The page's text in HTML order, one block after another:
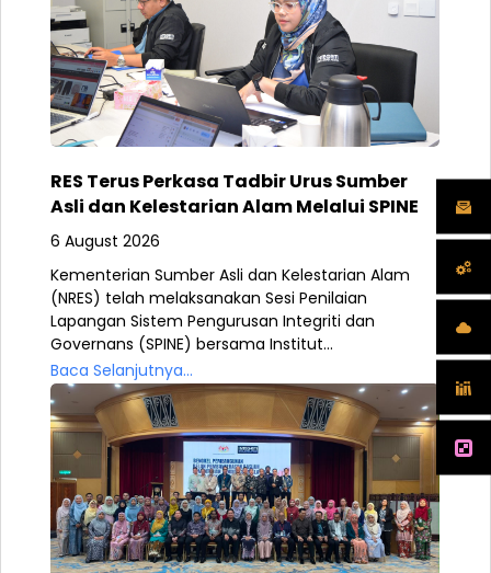
RES Terus Perkasa Tadbir Urus Sumber
Asli dan Kelestarian Alam Melalui SPINE
6 August 2026
Kementerian Sumber Asli dan Kelestarian Alam
(NRES) telah melaksanakan Sesi Penilaian
Lapangan Sistem Pengurusan Integriti dan
Governans (SPINE) bersama Institut...
Baca Selanjutnya...